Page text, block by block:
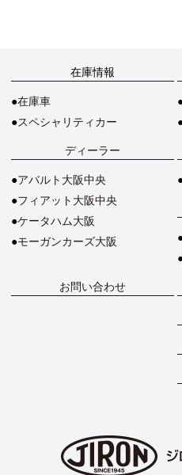
在庫情報
在庫車
スペシャリティカー
ディーラー
アバルト大阪中央
フィアット大阪中央
ケータハム大阪
モーガンカーズ大阪
お問い合わせ